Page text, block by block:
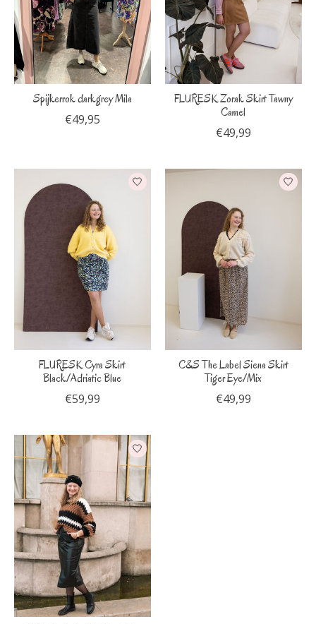
Spijkerrok darkgrey Mila
€49,95
FLURESK Zorak Skirt Tawny
Camel
€49,99
FLURESK Cyra Skirt
Black/Adriatic Blue
€59,99
C&S The Label Siena Skirt
Tiger Eye/Mix
€49,99